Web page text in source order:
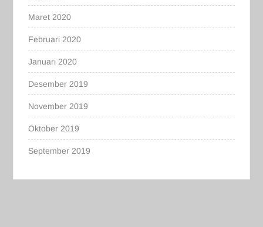
Maret 2020
Februari 2020
Januari 2020
Desember 2019
November 2019
Oktober 2019
September 2019